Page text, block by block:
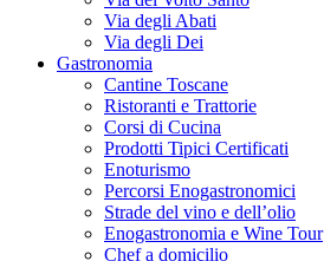
Via degli Abati
Via degli Dei
Gastronomia
Cantine Toscane
Ristoranti e Trattorie
Corsi di Cucina
Prodotti Tipici Certificati
Enoturismo
Percorsi Enogastronomici
Strade del vino e dell’olio
Enogastronomia e Wine Tour
Chef a domicilio